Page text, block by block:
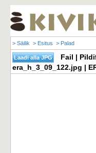
> Säilik > Esitus > Palad
Fail |
era_h_3_09_122.jpg |